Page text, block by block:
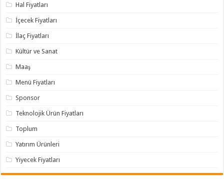
Hal Fiyatları
İçecek Fiyatları
İlaç Fiyatları
Kültür ve Sanat
Maaş
Menü Fiyatları
Sponsor
Teknolojik Ürün Fiyatları
Toplum
Yatırım Ürünleri
Yiyecek Fiyatları